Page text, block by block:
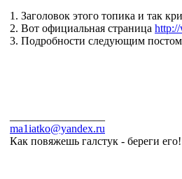
1. Заголовок этого топика и так
2. Вот официальная страница
3. Подробности следующим
ma1iatko@yandex.ru
Как повяжешь галстук - береги